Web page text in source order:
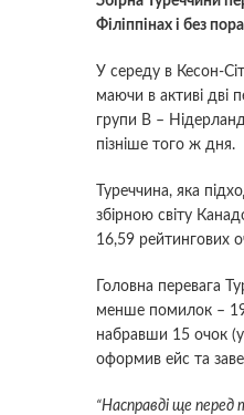
Філіппінах і без
У середу в Кесон-
маючи в активі дві
групи B –
пізніше того ж дня.
Туреччина, яка
збірною світу
16,59 рейтингових
Головна перевага
менше помилок –
набравши 15 очок
оформив ейс та
“Насправді ще